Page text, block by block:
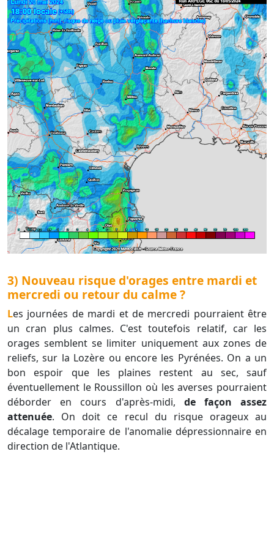
3) Nouveau risque d'orages entre mardi et
mercredi ou retour du calme ?
Les journées de mardi et de mercredi pourraient être
un cran plus calmes. C'est toutefois relatif, car les
orages semblent se limiter uniquement aux zones de
reliefs, sur la Lozère ou encore les Pyrénées. On a un
bon espoir que les plaines restent au sec, sauf
éventuellement le Roussillon où les averses pourraient
déborder en cours d'après-midi, de façon assez
attenuée. On doit ce recul du risque orageux au
décalage temporaire de l'anomalie dépressionnaire en
direction de l'Atlantique.